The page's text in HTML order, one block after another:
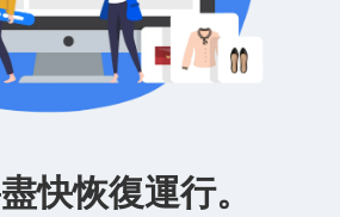
快恢復運行。